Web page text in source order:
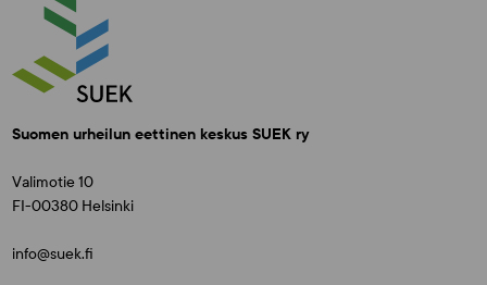
Suomen urheilun eettinen keskus SUEK ry
Valimotie 10
FI-00380 Helsinki
info@suek.fi